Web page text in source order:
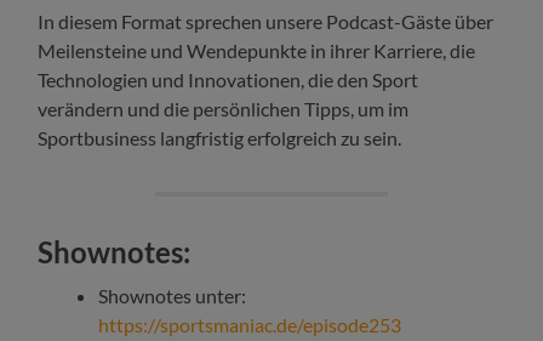
In diesem Format sprechen unsere Podcast-Gäste über
Meilensteine und Wendepunkte in ihrer Karriere, die
Technologien und Innovationen, die den Sport
verändern und die persönlichen Tipps, um im
Sportbusiness langfristig erfolgreich zu sein.
Shownotes:
Shownotes unter:
https://sportsmaniac.de/episode253